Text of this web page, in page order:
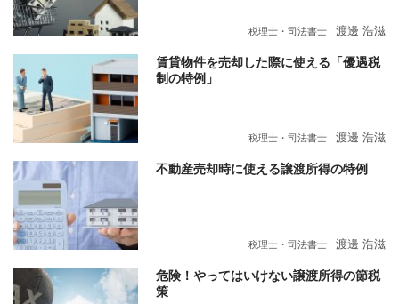
税理士・司法書士 渡邊 浩滋
賃貸物件を売却した際に使える「優遇税
制の特例」
税理士・司法書士 渡邊 浩滋
不動産売却時に使える譲渡所得の特例
税理士・司法書士 渡邊 浩滋
危険！やってはいけない譲渡所得の節税
策